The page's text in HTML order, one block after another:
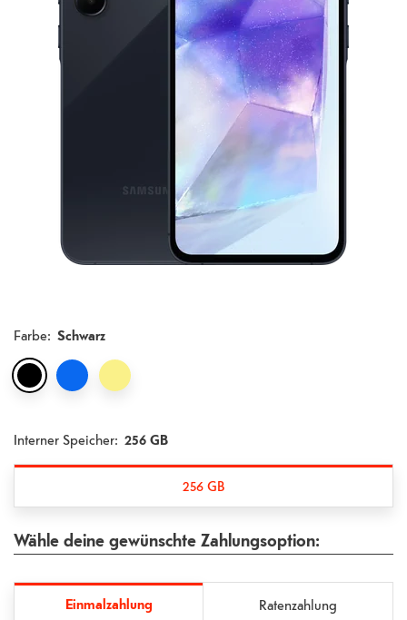
Farbe: Schwarz
Interner Speicher: 256 GB
256 GB
Wähle deine gewünschte Zahlungsoption:
Einmalzahlung Ratenzahlung